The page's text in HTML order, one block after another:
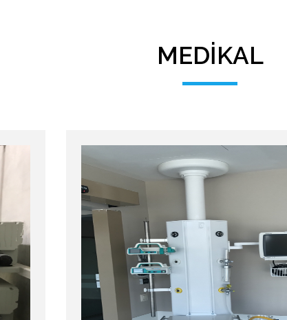
MEDIKAL